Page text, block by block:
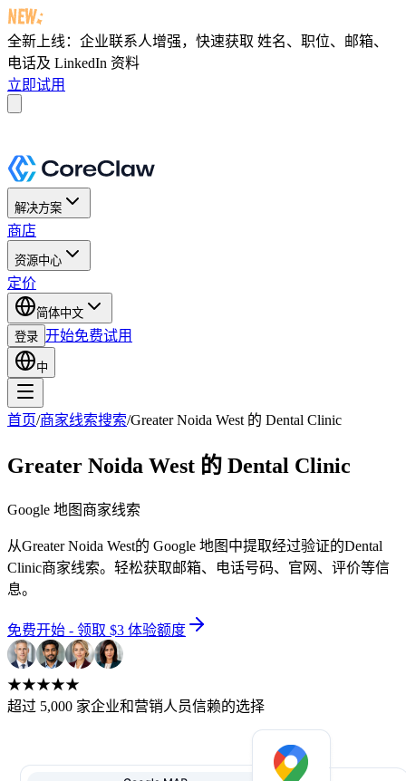
全新上线：企业联系人增强，快速获取 姓名、职位、邮箱、
电话及 LinkedIn 资料
立即试用
解决方案
商店
资源中心
定价
简体中文
登录 开始免费试用
中
首页/商家线索搜索/Greater Noida West 的 Dental Clinic
Greater Noida West 的 Dental Clinic
Google 地图商家线索
从Greater Noida West的 Google 地图中提取经过验证的Dental
Clinic商家线索。轻松获取邮箱、电话号码、官网、评价等信
息。
免费开始 - 领取 $3 体验额度
★★★★★
超过 5,000 家企业和营销人员信赖的选择